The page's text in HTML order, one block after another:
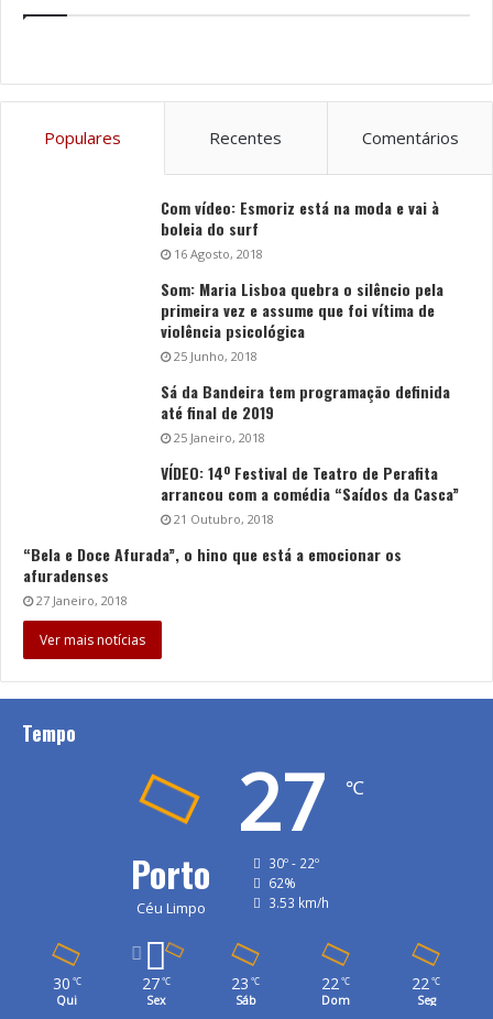
Populares Recentes Comentários
Com vídeo: Esmoriz está na moda e vai à
boleia do surf
16 Agosto, 2018
Som: Maria Lisboa quebra o silêncio pela
primeira vez e assume que foi vítima de
violência psicológica
25 Junho, 2018
Sá da Bandeira tem programação definida
até final de 2019
25 Janeiro, 2018
VÍDEO: 14º Festival de Teatro de Perafita
arrancou com a comédia “Saídos da Casca”
21 Outubro, 2018
“Bela e Doce Afurada”, o hino que está a emocionar os
afuradenses
27 Janeiro, 2018
Ver mais notícias
Tempo
Porto
Céu Limpo
27 ℃
30º - 22º
62%
3.53 km/h
30 ℃
Qui
27 ℃
Sex
23 ℃
Sáb
22℃
Dom
22℃
Seg